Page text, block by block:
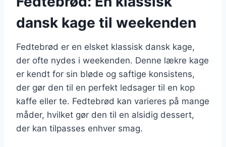
dansk kage til weekenden
Fedtebrød er en elsket klassisk dansk kage,
der ofte nydes i weekenden. Denne lækre kage
er kendt for sin bløde og saftige konsistens,
der gør den til en perfekt ledsager til en kop
kaffe eller te. Fedtebrød kan varieres på mange
måder, hvilket gør den til en alsidig dessert,
der kan tilpasses enhver smag.